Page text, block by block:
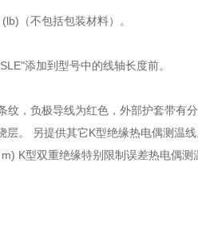
（不包括包装材料）。
添加到型号中的线轴长度前。
，负极导线为红色，外部护套带有分
。 另提供其它K型绝缘热电偶测温
K型双重绝缘特别限制误差热电偶测